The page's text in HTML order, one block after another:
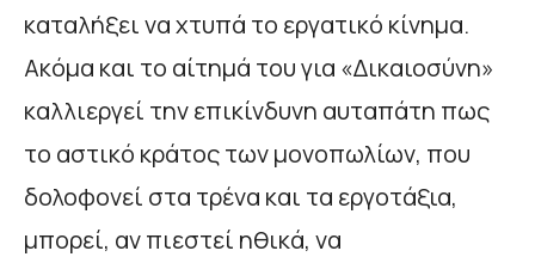
καταλήξει να χτυπά το εργατικό κίνημα.
Ακόμα και το αίτημά του για «Δικαιοσύνη»
καλλιεργεί την επικίνδυνη αυταπάτη πως
το αστικό κράτος των μονοπωλίων, που
δολοφονεί στα τρένα και τα εργοτάξια,
μπορεί, αν πιεστεί ηθικά, να